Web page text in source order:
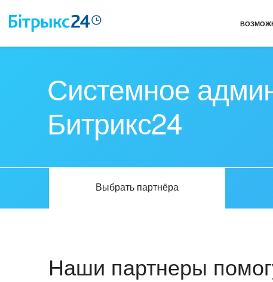
Системное
Битрикс24
Выбрать партнёра
Наши партнеры